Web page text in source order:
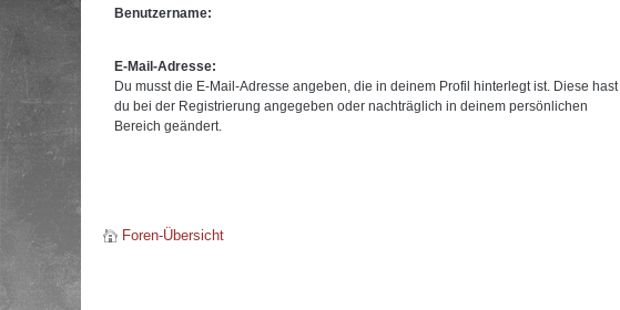
Benutzername:
E-Mail-Adresse:
Du musst die E-Mail-Adresse angeben, die in deinem Profil hinterlegt ist. Diese hast
du bei der Registrierung angegeben oder nachträglich in deinem persönlichen
Bereich geändert.
Foren-Übersicht